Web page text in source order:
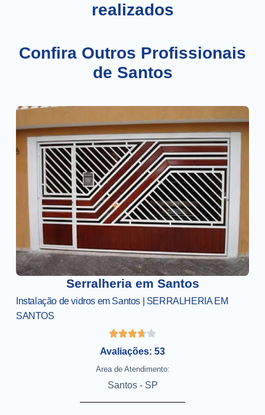
realizados
Confira Outros Profissionais
de Santos
Serralheria em Santos
Instalação de vidros em Santos | SERRALHERIA EM
SANTOS
Avaliações: 53
Area de Atendimento:
Santos - SP